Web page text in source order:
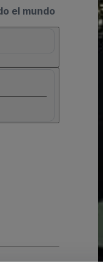
el mundo